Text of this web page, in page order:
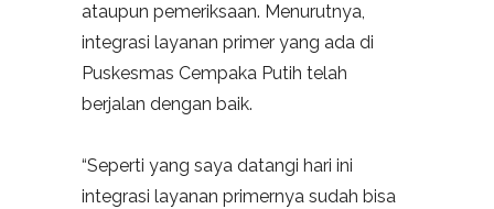
ataupun pemeriksaan. Menurutnya,
integrasi layanan primer yang ada di
Puskesmas Cempaka Putih telah
berjalan dengan baik.
“Seperti yang saya datangi hari ini
integrasi layanan primernya sudah bisa